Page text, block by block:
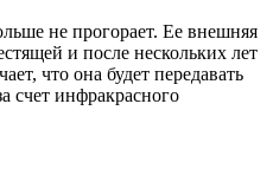
не прогорает. Ее внешняя
и после нескольких лет
что она будет передавать
счет инфракрасного